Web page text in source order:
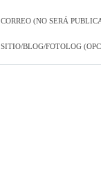
CORREO (NO SERÁ
SITIO/BLOG/FOTOLOG